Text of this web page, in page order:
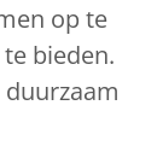
op te
bieden.